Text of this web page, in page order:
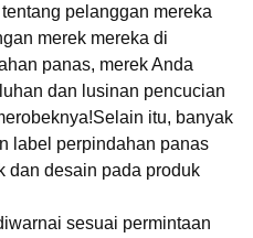
pelanggan mereka
merek mereka di
panas, merek Anda
dan lusinan pencucian
itu, banyak
label perpindahan panas
dan desain pada produk
sesuai permintaan